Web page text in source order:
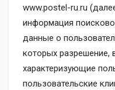
www.postel-ru.ru
информация
данные о
которых разрешение,
характеризующие
пользовательские